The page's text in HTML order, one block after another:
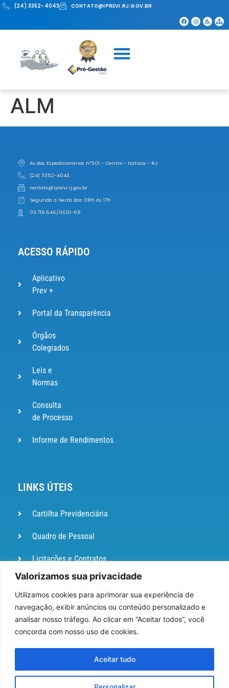
Valorizamos sua privacidade
Utilizamos cookies para aprimorar sua experiência de
navegação, exibir anúncios ou conteúdo personalizado e
analisar nosso tráfego. Ao clicar em “Aceitar todos”, você
concorda com nosso uso de cookies.
Aceitar tudo
(24) 3352-4043 CONTATO@IPREVI.RJ.GOV.BR
ALM
Av dos Expedicionários nº301 - Centro - Itatiaia - RJ
(24) 3352-4043
contato@iprevi.rj.gov.br
Segunda a Sexta das 08h às 17h
03.716.646/0001-68
ACESSO RÁPIDO
Aplicativo
Prev +
Portal da Transparência
Órgãos
Colegiados
Leis e
Normas
Consulta
de Processo
Informe de Rendimentos
LINKS ÚTEIS
Cartilha Previdenciária
Quadro de Pessoal
Licitações e Contratos
Portal de
Ouvidoria
DIÁRIO
OFICIAL
Pesquisa de Satisfação
Webmail